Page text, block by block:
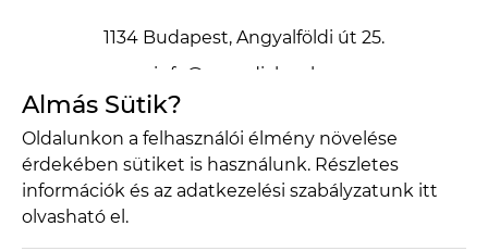
info@egyedialma.hu
1134 Budapest, Angyalföldi út 25.
Almás Sütik?
Oldalunkon a felhasználói élmény növelése
érdekében sütiket is használunk. Részletes
információk és az adatkezelési szabályzatunk itt
olvasható el.